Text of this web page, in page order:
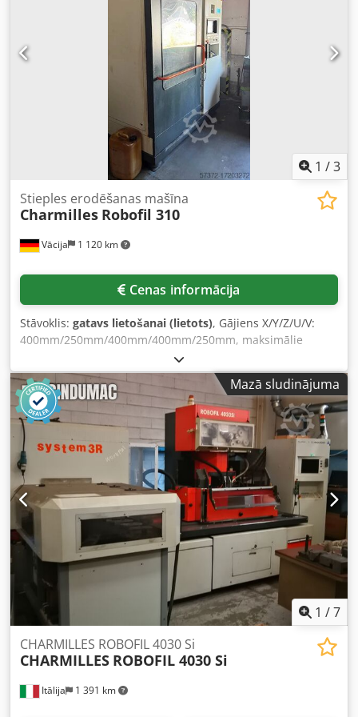
SPECIFIKĀCIJAS X ass gājiens: 400 mm Y ass gājiens: 250
mm Z ass gājiens: 400 mm U ass gājiens: 400 mm V ass
gājiens: 250 mm Sagataves svars: 1 000 kg Maksimālais
sagataves augstums: 400 mm Maksimālais sagataves
platums: 500 mm Maksimālais sagataves garums: 850 mm
Koniskuma leņķis: +/- 30° pie 400 mm augstuma IEKĀRTAS
DETAĻAS Izmēri un svars Izmēri (G x P x A): 1 800 x 1 600 x
2 230 mm Iekārtas svars: 2 500 kg Standarta stieples
vadošās galvas: 0,25 mm APRĪKOJUMS Sadursmes
aizsardzība X/Y/U/V/Z asīs Dcjdpfx Anjyz Rvlj Iek
1 /3
Vācija 1 120 km
Stieples erodēšanas mašīna
Charmilles Robofil 310
Cenas informācija
Stāvoklis: gatavs lietošanai (lietots), Gājiens X/Y/Z/U/V:
400mm/250mm/400mm/400mm/250mm, maksimālie
sagataves izmēri X/Y/Z: 850mm/500mm/400mm, stieples
diametrs: 0,1mm–0,3mm, maksimālā galda noslodze:
1000kg, jaudas patēriņš: 10kVA. Iekārtas izmēri X/Y/Z: apm.
1800mm/1600mm/2230mm, svars: apm. 2800kg. Ir
iespējama apskate uz vietas. Dcedpfeuqacksx An Isk
Mazā sludinājuma
1 /7
Itālija 1 391 km
CHARMILLES ROBOFIL 4030 Si
CHARMILLES ROBOFIL 4030 Si